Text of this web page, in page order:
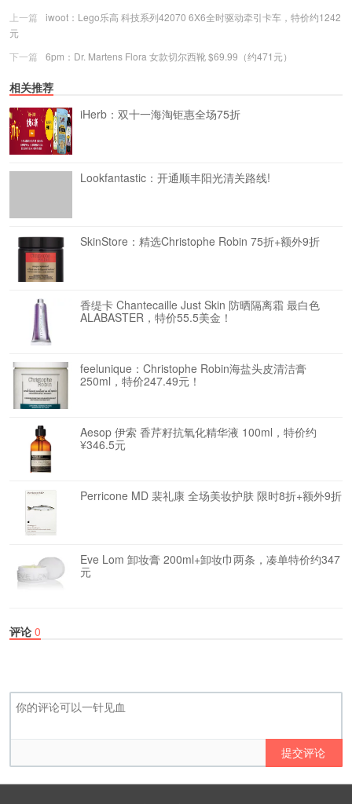
上一篇
iwoot：Lego乐高 科技系列42070 6X6全时驱动牵引卡车，特价约1242
元
下一篇
6pm：Dr. Martens Flora 女款切尔西靴 $69.99（约471元）
相关推荐
iHerb：双十一海淘钜惠全场75折
Lookfantastic：开通顺丰阳光清关路线!
SkinStore：精选Christophe Robin 75折+额外9折
香缇卡 Chantecaille Just Skin 防晒隔离霜 最白色
ALABASTER，特价55.5美金！
feelunique：Christophe Robin海盐头皮清洁膏
250ml，特价247.49元！
Aesop 伊索 香芹籽抗氧化精华液 100ml，特价约
¥346.5元
Perricone MD 裴礼康 全场美妆护肤 限时8折+额外9折
Eve Lom 卸妆膏 200ml+卸妆巾两条，凑单特价约347
元
评论 0
提交评论